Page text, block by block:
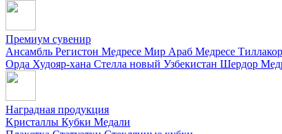
Премиум сувенир
Ансамбль Регистон Медресе Мир Араб Медресе
Орда Худояр-хана Стелла новый Узбекистан Шердор
Наградная продукция
Kристаллы Кубки Медали